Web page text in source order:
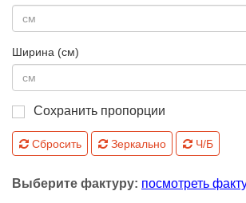
Ширина (см)
Сохранить пропорции
Сбросить Зеркально Ч/Б
Выберите фактуру: посмотреть